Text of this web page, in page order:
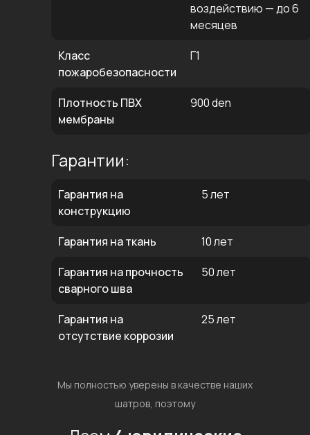
воздействию — до 6
месяцев
Класс
пожаробезопасности
Г1
Плотность ПВХ
мембраны
900 den
Гарантии:
Гарантия на
конструкцию
5 лет
Гарантия на ткань
10 лет
Гарантия на прочность
сварного шва
50 лет
Гарантия на
отсутствие коррозии
25 лет
Мы полностью уверены в качестве наших
шатров, поэтому